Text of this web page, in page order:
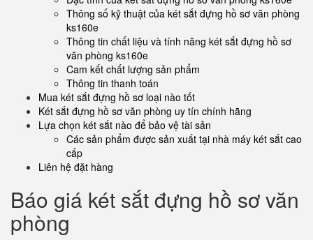
Thông số kỹ thuật của két sắt đựng hồ sơ văn phòng
ks160e
Thông tin chất liệu và tính năng két sắt đựng hồ sơ
văn phòng ks160e
Cam kết chất lượng sản phẩm
Thông tin thanh toán
Mua két sắt đựng hồ sơ loại nào tốt
Két sắt đựng hồ sơ văn phòng uy tín chính hãng
Lựa chọn két sắt nào để bảo vệ tài sản
Các sản phẩm được sản xuất tại nhà máy két sắt cao
cấp
Liên hệ đặt hàng
Báo giá két sắt đựng hồ sơ văn
phòng